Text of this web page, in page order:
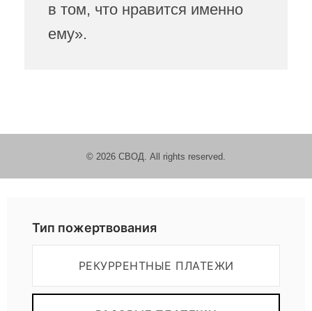
в том, что нравится именно
ему».
© 2026 СВОД. All rights reserved.
Тип пожертвования
РЕКУРРЕНТНЫЕ ПЛАТЕЖИ